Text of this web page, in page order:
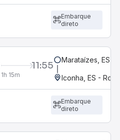
Embarque
direto
11:55
1h 15m
Marataízes, ES
Iconha, ES -
Embarque
direto